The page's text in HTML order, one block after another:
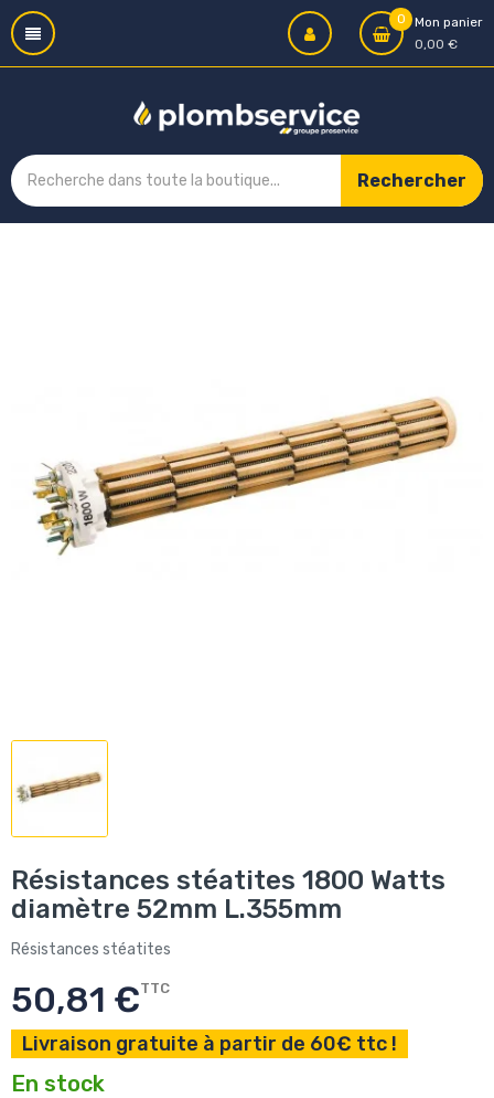
0
Mon panier
0,00 €
Rechercher
Résistances stéatites 1800 Watts
diamètre 52mm L.355mm
Résistances stéatites
50,81 €TTC
Livraison gratuite à partir de 60€ ttc !
En stock